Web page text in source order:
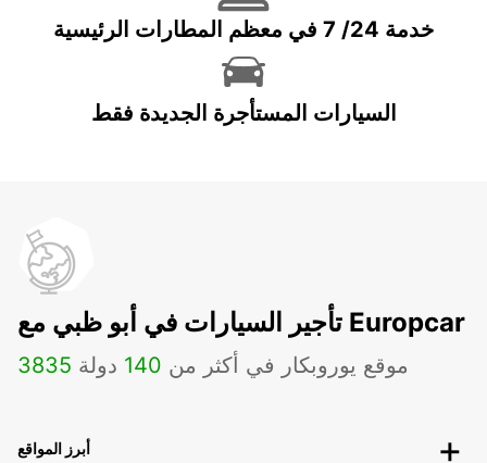
خدمة 24/ 7 في معظم المطارات الرئيسية
السيارات المستأجرة الجديدة فقط
تأجير السيارات في أبو ظبي مع Europcar
3835 موقع يوروبكار في أكثر من 140 دولة
أبرز المواقع